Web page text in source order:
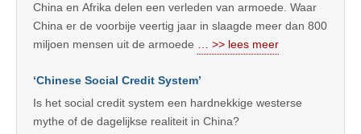
China en Afrika delen een verleden van armoede. Waar
China er de voorbije veertig jaar in slaagde meer dan 800
miljoen mensen uit de armoede … >> lees meer
‘Chinese Social Credit System’
Is het social credit system een hardnekkige westerse
mythe of de dagelijkse realiteit in China?